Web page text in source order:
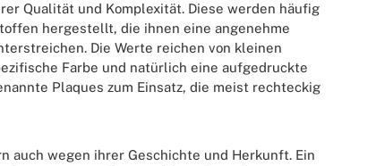
Qualität und Komplexität. Diese werden häufig
hergestellt, die ihnen eine angenehme
Die Werte reichen von kleinen
Farbe und natürlich eine aufgedruckte
Plaques zum Einsatz, die meist rechteckig
auch wegen ihrer Geschichte und Herkunft. Ein